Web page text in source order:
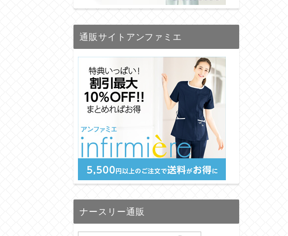
通販サイトアンファミエ
ナースリー通販